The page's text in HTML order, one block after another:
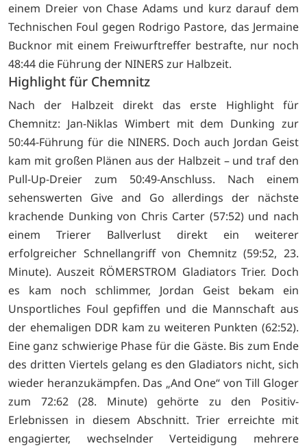
einem Dreier von Chase Adams und kurz darauf dem
Technischen Foul gegen Rodrigo Pastore, das Jermaine
Bucknor mit einem Freiwurftreffer bestrafte, nur noch
48:44 die Führung der NINERS zur Halbzeit.
Highlight für Chemnitz
Nach der Halbzeit direkt das erste Highlight für
Chemnitz: Jan-Niklas Wimbert mit dem Dunking zur
50:44-Führung für die NINERS. Doch auch Jordan Geist
kam mit großen Plänen aus der Halbzeit – und traf den
Pull-Up-Dreier zum 50:49-Anschluss. Nach einem
sehenswerten Give and Go allerdings der nächste
krachende Dunking von Chris Carter (57:52) und nach
einem Trierer Ballverlust direkt ein weiterer
erfolgreicher Schnellangriff von Chemnitz (59:52, 23.
Minute). Auszeit RÖMERSTROM Gladiators Trier. Doch
es kam noch schlimmer, Jordan Geist bekam ein
Unsportliches Foul gepfiffen und die Mannschaft aus
der ehemaligen DDR kam zu weiteren Punkten (62:52).
Eine ganz schwierige Phase für die Gäste. Bis zum Ende
des dritten Viertels gelang es den Gladiators nicht, sich
wieder heranzukämpfen. Das „And One“ von Till Gloger
zum 72:62 (28. Minute) gehörte zu den Positiv-
Erlebnissen in diesem Abschnitt. Trier erreichte mit
engagierter, wechselnder Verteidigung mehrere